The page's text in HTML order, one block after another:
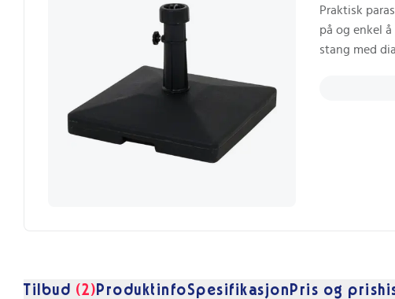
Praktisk
på og enkel
stang med
Tilbud (2) ProduktinfoSpesifikasjon Pris og